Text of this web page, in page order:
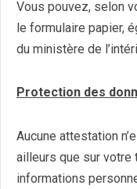
Vous pouvez, selon
le formulaire papier,
du ministère de
Protection des
Aucune attestation
ailleurs que sur votre
informations